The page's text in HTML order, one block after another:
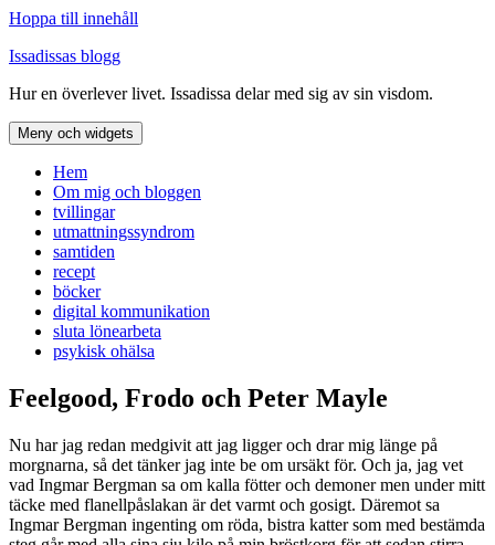
Hoppa till innehåll
Issadissas blogg
Hur en överlever livet. Issadissa delar med sig av sin visdom.
Meny och widgets
Hem
Om mig och bloggen
tvillingar
utmattningssyndrom
samtiden
recept
böcker
digital kommunikation
sluta lönearbeta
psykisk ohälsa
Feelgood, Frodo och Peter Mayle
Nu har jag redan medgivit att jag ligger och drar mig länge på
morgnarna, så det tänker jag inte be om ursäkt för. Och ja, jag vet
vad Ingmar Bergman sa om kalla fötter och demoner men under mitt
täcke med flanellpåslakan är det varmt och gosigt. Däremot sa
Ingmar Bergman ingenting om röda, bistra katter som med bestämda